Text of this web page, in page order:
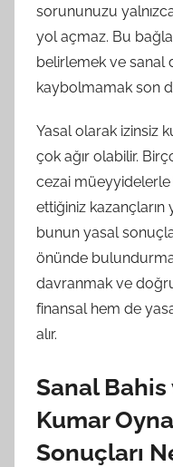
sorununuzu
yol açmaz. Bu
belirlemek ve sanal
kaybolmamak son
Yasal olarak izinsiz
çok ağır olabilir.
cezai müeyyidelerle
ettiğiniz
bunun yasal
önünde
davranmak ve
finansal hem de
alır.
Sanal
Kumar
Sonuçları